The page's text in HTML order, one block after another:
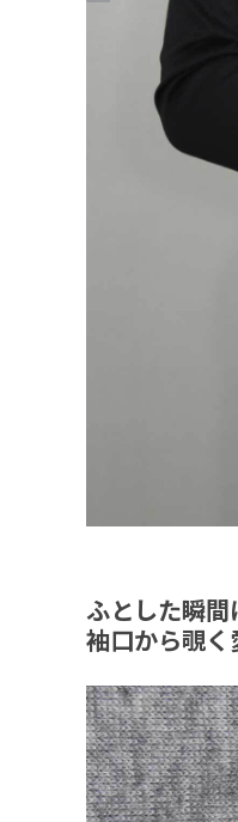
ふとした瞬
袖口から覗く